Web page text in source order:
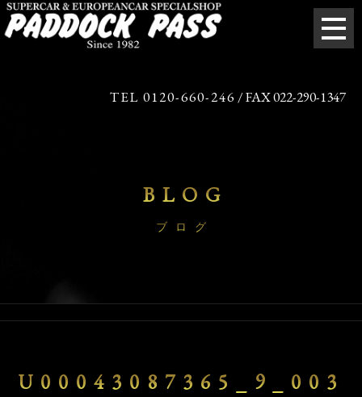
TEL 0120-660-246 / FAX 022-290-1347
BLOG
ブログ
U00043087365_9_003